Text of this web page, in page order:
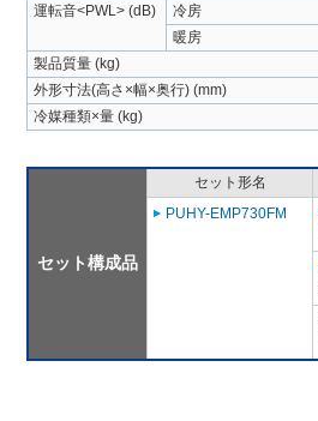
運転音<PWL> (dB)
冷房
暖房
製品質量 (kg)
外形寸法(高さ×幅×奥行) (mm)
冷媒種類×量 (kg)
セット構成品
セット形名
PUHY-EMP730FM